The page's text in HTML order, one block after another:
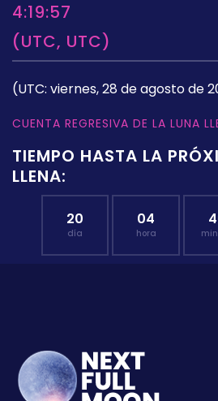
4:19:57
(UTC, UTC)
(UTC: viernes, 28 de agosto de
CUENTA REGRESIVA DE LA LUNA
TIEMPO HASTA LA
LLENA:
20
día
04
hora